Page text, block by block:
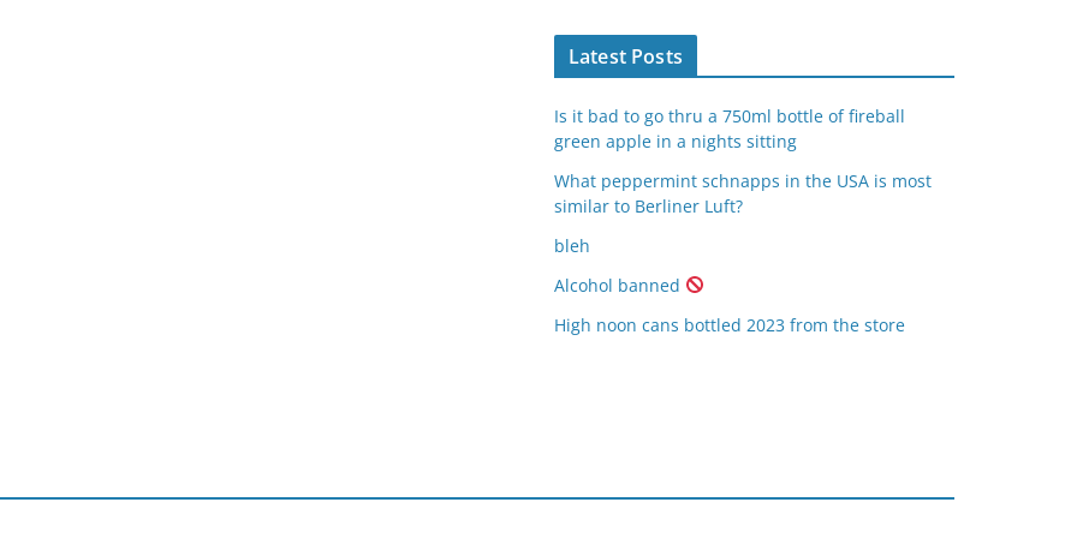
Latest Posts
Is it bad to go thru a 750ml bottle of fireball
green apple in a nights sitting
What peppermint schnapps in the USA is most
similar to Berliner Luft?
bleh
Alcohol banned
High noon cans bottled 2023 from the store